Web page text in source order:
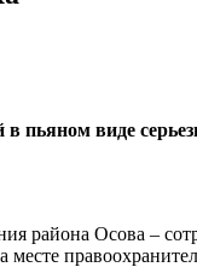
в пьяном виде
района Осова –